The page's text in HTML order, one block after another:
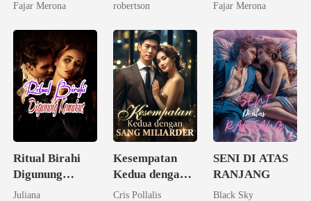
Fajar Merona robertson Fajar Merona
Ritual Birahi
Digunung
Keramat
Juliana
Kesempatan
Kedua dengan
Sang Miliarder
Cris Pollalis
SENI DI ATAS
RANJANG
Black Sky